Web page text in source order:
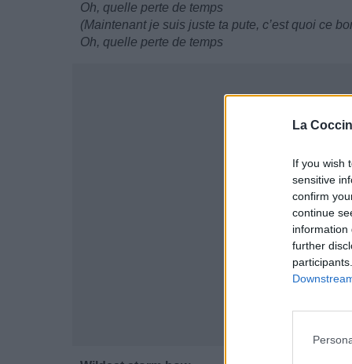
La
If you wish
sensitive
confirm
continue
information
further
Oh, quelle perte de temps
(Maintenant je suis juste ta pute, c’est quoi ce
Oh, quelle perte de temps